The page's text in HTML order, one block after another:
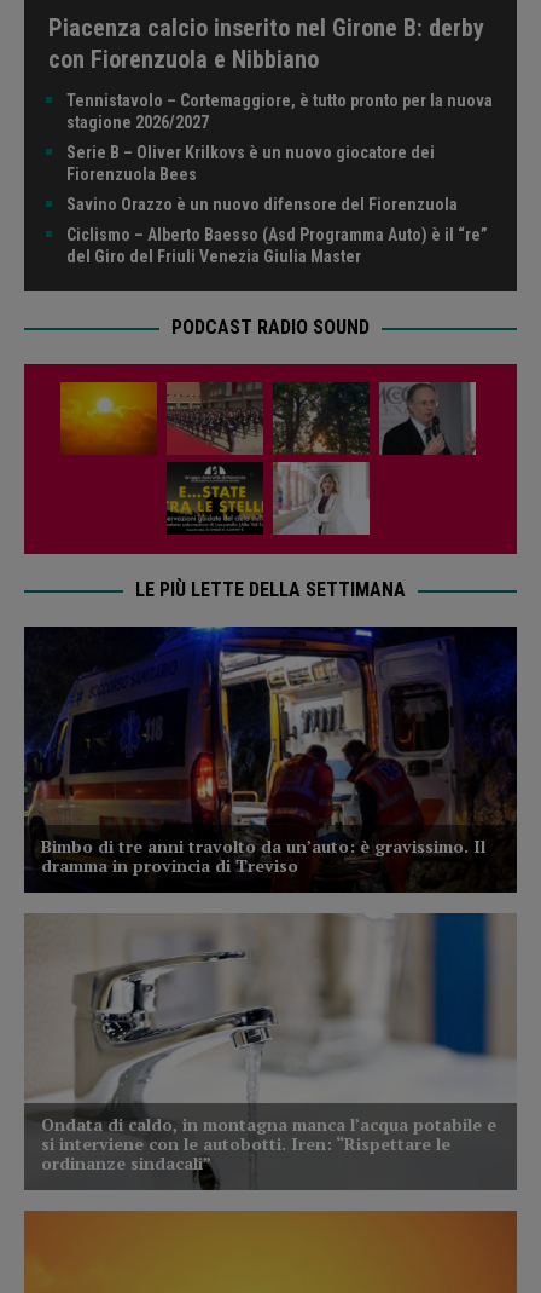
Piacenza calcio inserito nel Girone B: derby
con Fiorenzuola e Nibbiano
Tennistavolo – Cortemaggiore, è tutto pronto per la nuova
stagione 2026/2027
Serie B – Oliver Krilkovs è un nuovo giocatore dei
Fiorenzuola Bees
Savino Orazzo è un nuovo difensore del Fiorenzuola
Ciclismo – Alberto Baesso (Asd Programma Auto) è il “re”
del Giro del Friuli Venezia Giulia Master
PODCAST RADIO SOUND
LE PIÙ LETTE DELLA SETTIMANA